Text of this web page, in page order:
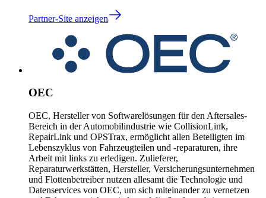
Partner-Site anzeigen
OEC
OEC, Hersteller von Softwarelösungen für den Aftersales-
Bereich in der Automobilindustrie wie CollisionLink,
RepairLink und OPSTrax, ermöglicht allen Beteiligten im
Lebenszyklus von Fahrzeugteilen und -reparaturen, ihre
Arbeit mit links zu erledigen. Zulieferer,
Reparaturwerkstätten, Hersteller, Versicherungsunternehmen
und Flottenbetreiber nutzen allesamt die Technologie und
Datenservices von OEC, um sich miteinander zu vernetzen